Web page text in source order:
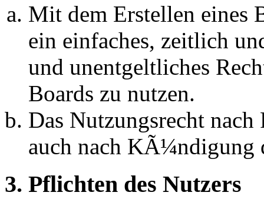
Mit dem Erstellen eines
ein einfaches, zeitlich
und unentgeltliches
Boards zu nutzen.
Das Nutzungsrecht
auch nach KÃ¼ndigung
3. Pflichten des Nutzers